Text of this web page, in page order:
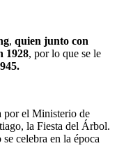
, quien junto con
1928, por lo que se le
por el Ministerio de
la Fiesta del Árbol.
celebra en la época